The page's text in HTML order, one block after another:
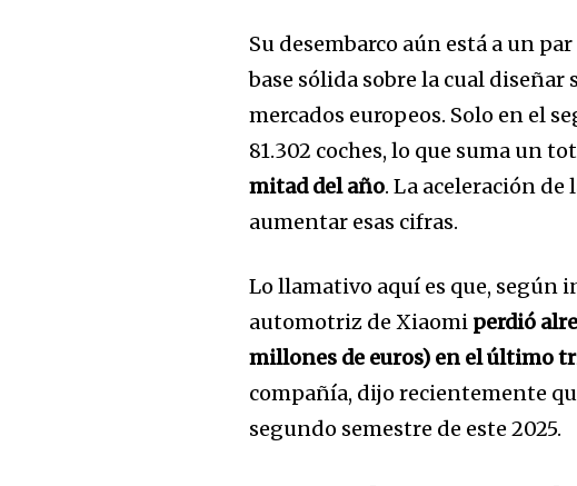
Su desembarco aún está a un
base sólida sobre la cual
mercados europeos. Solo en el
81.302 coches, lo que suma un
mitad del año. La aceleración
aumentar esas cifras.
Lo llamativo aquí es que, según
automotriz de Xiaomi perdió
millones de euros) en el último
compañía, dijo recientemente
segundo semestre de este 2025.